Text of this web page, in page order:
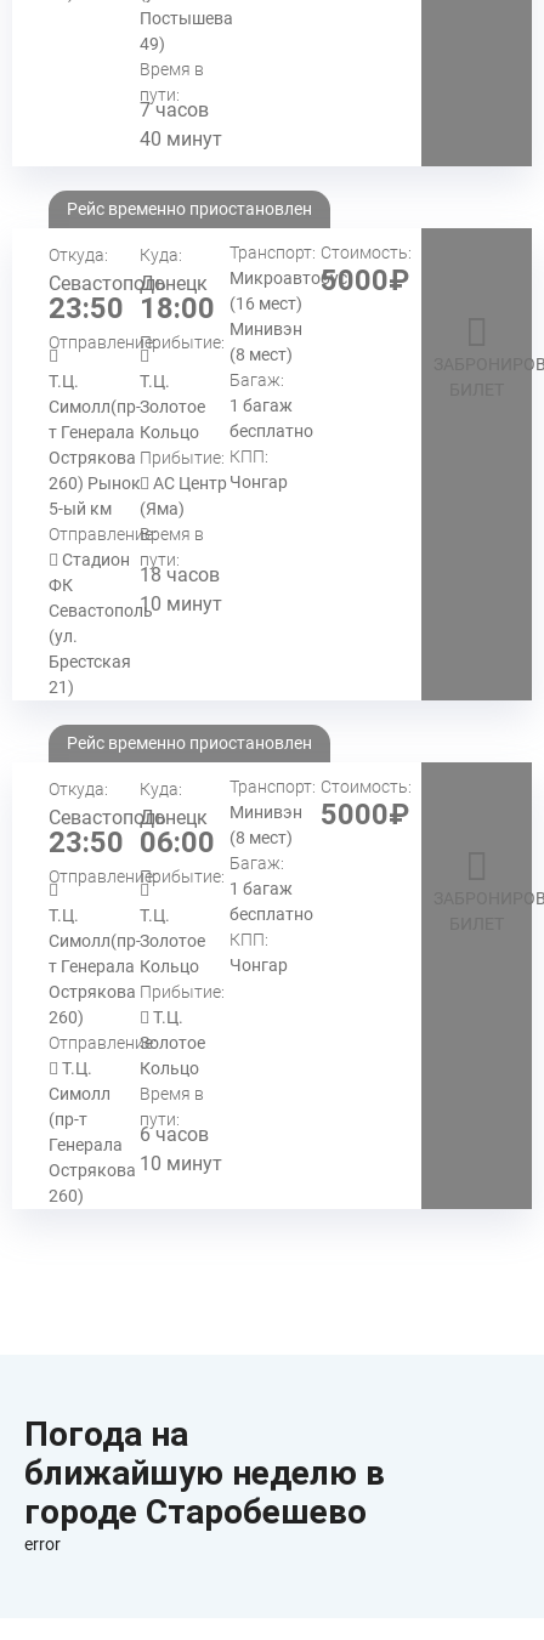
Постышева
49)
Время в
пути:
7 часов
40 минут
Рейс временно приостановлен
Откуда:
Севастополь
23:50
Отправление:
Т.Ц.
Симолл(пр-
т Генерала
Острякова
260) Рынок
5-ый км
Отправление:
Стадион
ФК
Севастополь
(ул.
Брестская
21)
Куда:
Донецк
18:00
Прибытие:
Т.Ц.
Золотое
Кольцо
Прибытие:
АС Центр
(Яма)
Время в
пути:
18 часов
10 минут
Транспорт:
Микроавтобус
(16 мест)
Минивэн
(8 мест)
Багаж:
1 багаж
бесплатно
КПП:
Чонгар
Стоимость:
5000₽
Рейс временно приостановлен
Откуда:
Севастополь
23:50
Отправление:
Т.Ц.
Симолл(пр-
т Генерала
Острякова
260)
Отправление:
Т.Ц.
Симолл
(пр-т
Генерала
Острякова
260)
Куда:
Донецк
06:00
Прибытие:
Т.Ц.
Золотое
Кольцо
Прибытие:
Т.Ц.
Золотое
Кольцо
Время в
пути:
6 часов
10 минут
Транспорт:
Минивэн
(8 мест)
Багаж:
1 багаж
бесплатно
КПП:
Чонгар
Стоимость:
5000₽
Погода на
ближайшую неделю в
городе Старобешево
error